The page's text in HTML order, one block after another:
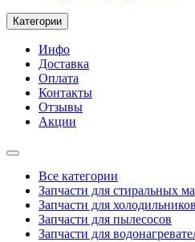
Категории
Инфо
Доставка
Оплата
Контакты
Отзывы
Акции
Все категории
Запчасти для стиральных
Запчасти для холодильников
Запчасти для пылесосов
Запчасти для